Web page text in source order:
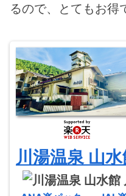
るので、とてもお得
川湯温泉 山